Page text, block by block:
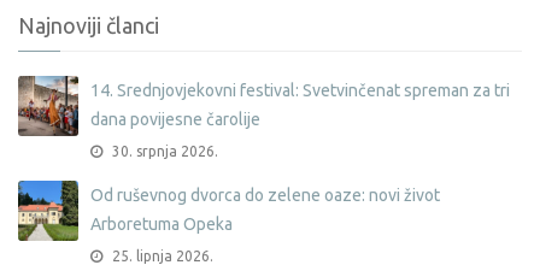
Najnoviji članci
14. Srednjovjekovni festival: Svetvinčenat spreman za tri
dana povijesne čarolije
30. srpnja 2026.
Od ruševnog dvorca do zelene oaze: novi život
Arboretuma Opeka
25. lipnja 2026.